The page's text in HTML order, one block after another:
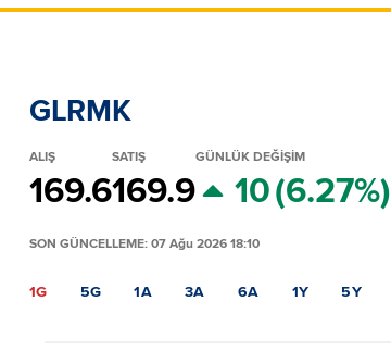
GLRMK
ALIŞ
169.6
SATIŞ
169.9
GÜNLÜK DEĞİŞİM
10(6.27%)
SON GÜNCELLEME: 07 Ağu 2026 18:10
1G 5G 1A 3A 6A 1Y 5Y